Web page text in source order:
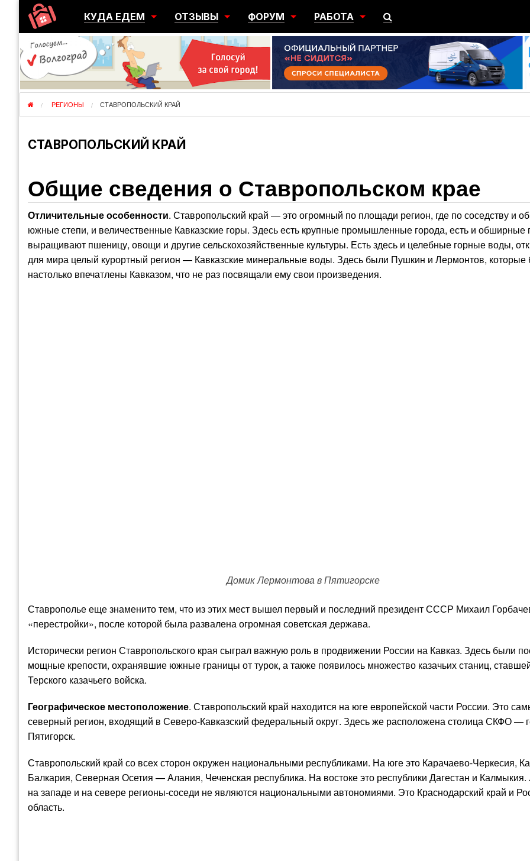
КУДА ЕДЕМ
ГОРОДА
РЕГИОНЫ
ОТЗЫВЫ
ПЕРЕЕЗДЫ
ЭМИГРАЦИЯ
ФОРУМ
ЮЖНЫЙ
РАБОТА
ПОИСК РАБОТЫ
РАЗМЕСТИТЬ ВАКАНСИЮ
РЕГИОНЫ СТАВРОПОЛЬСКИЙ КРАЙ
СТАВРОПОЛЬСКИЙ КРАЙ
Общие сведения о Ставропольском крае
Отличительные особенности. Ставропольский край — это огромный по площади регион, где по соседству и
южные степи, и величественные Кавказские горы. Здесь есть крупные промышленные города, есть и обширные
выращивают пшеницу, овощи и другие сельскохозяйственные культуры. Есть здесь и целебные горные воды,
для мира целый курортный регион — Кавказские минеральные воды. Здесь были Пушкин и Лермонтов, которые
настолько впечатлены Кавказом, что не раз посвящали ему свои произведения.
Домик Лермонтова в Пятигорске
Ставрополье еще знаменито тем, что из этих мест вышел первый и последний президент СССР Михаил
«перестройки», после которой была развалена огромная советская держава.
Исторически регион Ставропольского края сыграл важную роль в продвижении России на Кавказ. Здесь были
мощные крепости, охранявшие южные границы от турок, а также появилось множество казачьих станиц,
Терского казачьего войска.
Географическое местоположение. Ставропольский край находится на юге европейской части России. Это
северный регион, входящий в Северо-Кавказский федеральный округ. Здесь же расположена столица СКФО —
Пятигорск.
Ставропольский край со всех сторон окружен национальными республиками. На юге это Карачаево-Черкесия,
Балкария, Северная Осетия — Алания, Чеченская республика. На востоке это республики Дагестан и
на западе и на севере регионы-соседи не являются национальными автономиями. Это Краснодарский край и
область.